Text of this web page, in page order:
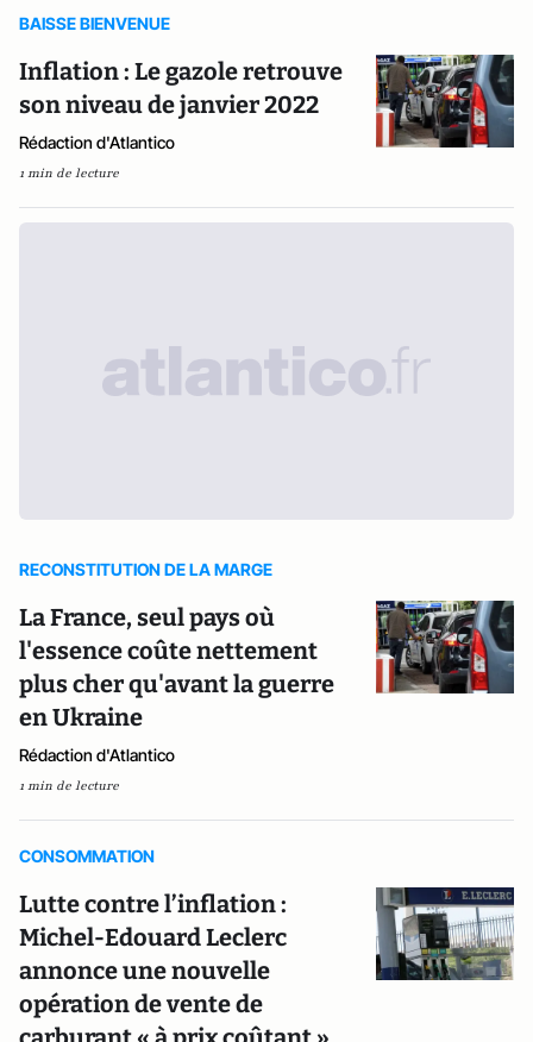
BAISSE BIENVENUE
Inflation : Le gazole retrouve
son niveau de janvier 2022
Rédaction d'Atlantico
1 min de lecture
RECONSTITUTION DE LA MARGE
La France, seul pays où
l'essence coûte nettement
plus cher qu'avant la guerre
en Ukraine
Rédaction d'Atlantico
1 min de lecture
CONSOMMATION
Lutte contre l’inflation :
Michel-Edouard Leclerc
annonce une nouvelle
opération de vente de